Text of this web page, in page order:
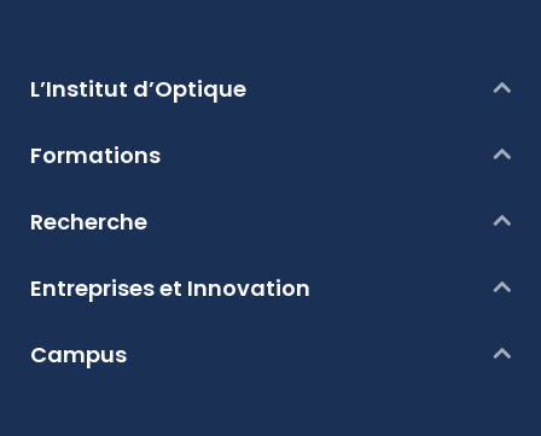
L’Institut d’Optique
Formations
Recherche
Entreprises et Innovation
Campus